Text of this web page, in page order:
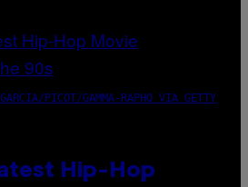
PICOT/GAMMA-RAPHO VIA GETTY
Hip-Hop